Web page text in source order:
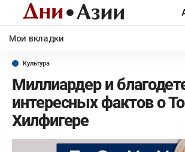
Мои вкладки
Культура
Миллиардер и
интересных фактов о
Хилфигере